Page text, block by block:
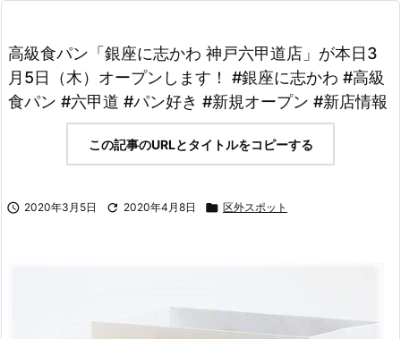
高級食パン「銀座に志かわ 神戸六甲道店」が本日3
月5日（木）オープンします！ #銀座に志かわ #高級
食パン #六甲道 #パン好き #新規オープン #新店情報
この記事のURLとタイトルをコピーする
 2020年3月5日  2020年4月8日  区外スポット